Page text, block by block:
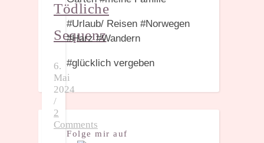
Tödliche
Sequenz
6.
Mai
2024
/
2
Comments
#Urlaub/ Reisen #Norwegen
#Harz #Wandern
#glücklich vergeben
Folge mir auf